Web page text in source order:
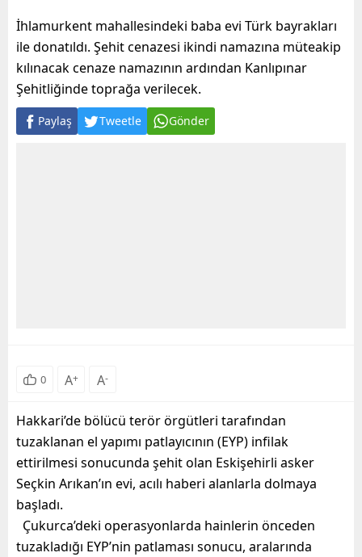
İhlamurkent mahallesindeki baba evi Türk bayrakları
ile donatıldı. Şehit cenazesi ikindi namazına müteakip
kılınacak cenaze namazının ardından Kanlıpınar
Şehitliğinde toprağa verilecek.
Paylaş Tweetle Gönder
0 A+ A-
Hakkari’de bölücü terör örgütleri tarafından
tuzaklanan el yapımı patlayıcının (EYP) infilak
ettirilmesi sonucunda şehit olan Eskişehirli asker
Seçkin Arıkan’ın evi, acılı haberi alanlarla dolmaya
başladı.
Çukurca’deki operasyonlarda hainlerin önceden
tuzakladığı EYP’nin patlaması sonucu, aralarında